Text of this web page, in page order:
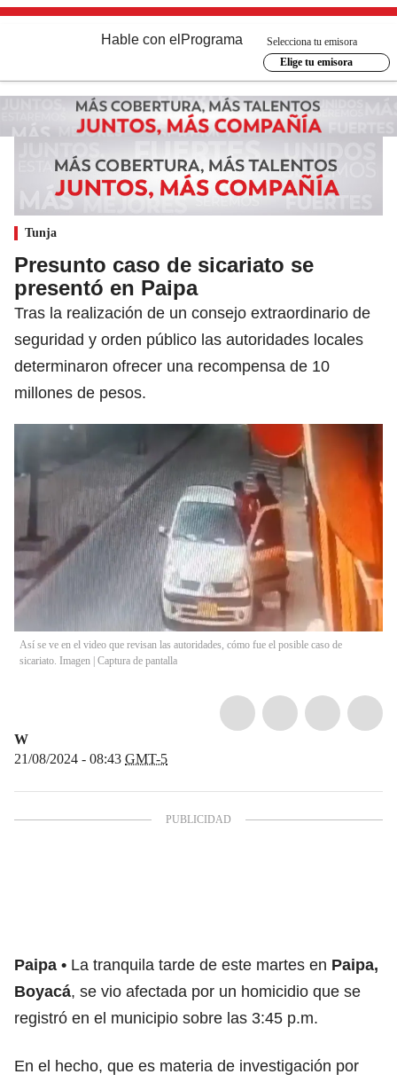
Hable con el Programa
Selecciona tu emisora
Elige tu emisora
Tunja
Presunto caso de sicariato se
presentó en Paipa
Tras la realización de un consejo extraordinario de
seguridad y orden público las autoridades locales
determinaron ofrecer una recompensa de 10
millones de pesos.
Así se ve en el video que revisan las autoridades, cómo fue el posible caso de
sicariato. Imagen | Captura de pantalla
W
21/08/2024 - 08:43 GMT-5
Paipa La tranquila tarde de este martes en Paipa,
Boyacá, se vio afectada por un homicidio que se
registró en el municipio sobre las 3:45 p.m.
En el hecho, que es materia de investigación por